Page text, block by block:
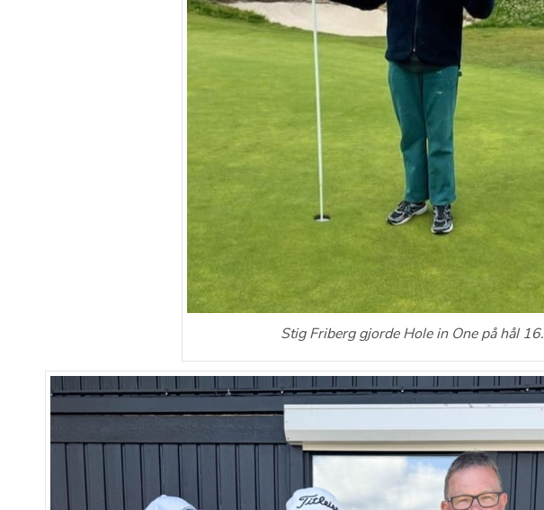
Stig Friberg gjorde Hole in One på hål 16.